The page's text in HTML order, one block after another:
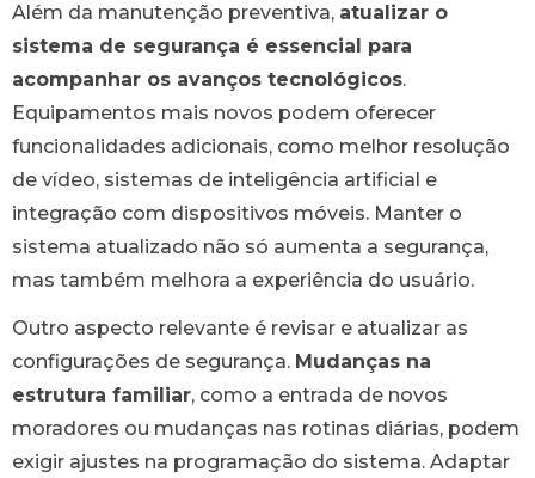
Além da manutenção preventiva, atualizar o
sistema de segurança é essencial para
acompanhar os avanços tecnológicos.
Equipamentos mais novos podem oferecer
funcionalidades adicionais, como melhor resolução
de vídeo, sistemas de inteligência artificial e
integração com dispositivos móveis. Manter o
sistema atualizado não só aumenta a segurança,
mas também melhora a experiência do usuário.
Outro aspecto relevante é revisar e atualizar as
configurações de segurança. Mudanças na
estrutura familiar, como a entrada de novos
moradores ou mudanças nas rotinas diárias, podem
exigir ajustes na programação do sistema. Adaptar